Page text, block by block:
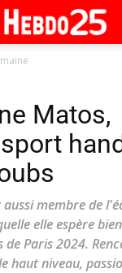
Matos,
membre de
elle espère
de Paris 2024.
haut niveau,